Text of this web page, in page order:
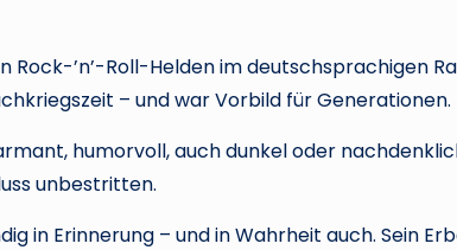
Rock-’n’-Roll-Helden im deutschsprachigen
– und war Vorbild für Generationen.
humorvoll, auch dunkel oder
unbestritten.
in Erinnerung – und in Wahrheit auch. Sein